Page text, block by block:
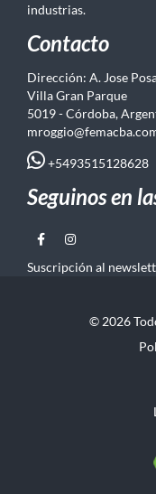
industrias.
Contacto
Dirección: A. Jose
Villa Gran Parque
5019 - Córdoba,
+5493515128628
Seguinos en
Suscripción al
© 2026